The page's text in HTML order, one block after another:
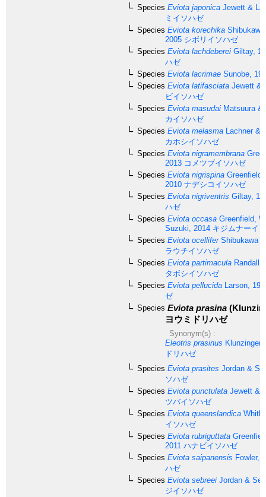
Species Eviota japonica Jewett &
ミイソハゼ
Species Eviota korechika
2005 シボリイソハゼ
Species Eviota lachdeberei Giltay,
ハゼ
Species Eviota lacrimae Sunobe,
Species Eviota latifasciata Jewett &
ビイソハゼ
Species Eviota masudai Matsuura &
カイソハゼ
Species Eviota melasma Lachner &
カホシイソハゼ
Species Eviota nigramembrana
2013 コメツブイソハゼ
Species Eviota nigrispina Greenfield
2010 ナデシコイソハゼ
Species Eviota nigriventris Giltay,
ハゼ
Species Eviota occasa Greenfield,
Suzuki, 2014 キジムナーイ
Species Eviota ocelliferShibukawa
ラウチイソハゼ
Species Eviota partimacula Randall,
タボシイソハゼ
Species Eviota pellucida Larson,
ゼ
Species Eviota prasina
ヨウミドリハゼ
Synonym(s) :
Eleotris prasinus Klunzinger,
ドリハゼ
Species Eviota prasites Jordan &
ソハゼ
Species Eviota punctulata Jewett &
ツバイソハゼ
Species Eviota queenslandica
イソハゼ
Species Eviota rubriguttata
2011 ハナビイソハゼ
Species Eviota saipanensis Fowler,
ハゼ
Species Eviota sebreei Jordan &
ジイソハゼ